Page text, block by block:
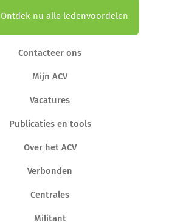
Ontdek nu alle ledenvoordelen
Contacteer ons
Mijn ACV
Vacatures
Publicaties en tools
Over het ACV
Verbonden
Centrales
Militant